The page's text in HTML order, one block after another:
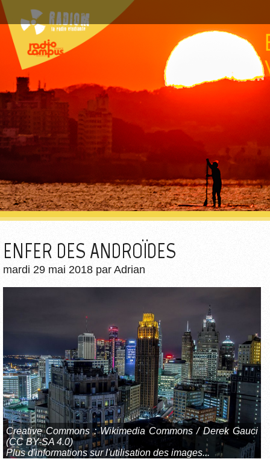
ENFER DES ANDROÏDES
mardi 29 mai 2018 par Adrian
Creative Commons :Wikimedia Commons / Derek Gauci
(CC BY-SA 4.0)
Plus d'informations sur l'utilisation des images...